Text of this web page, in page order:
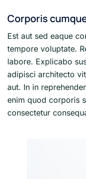
Corporis
Est aut sed eaque
tempore voluptate.
labore. Explicabo
adipisci architecto
aut. In in
enim quod corporis
consectetur